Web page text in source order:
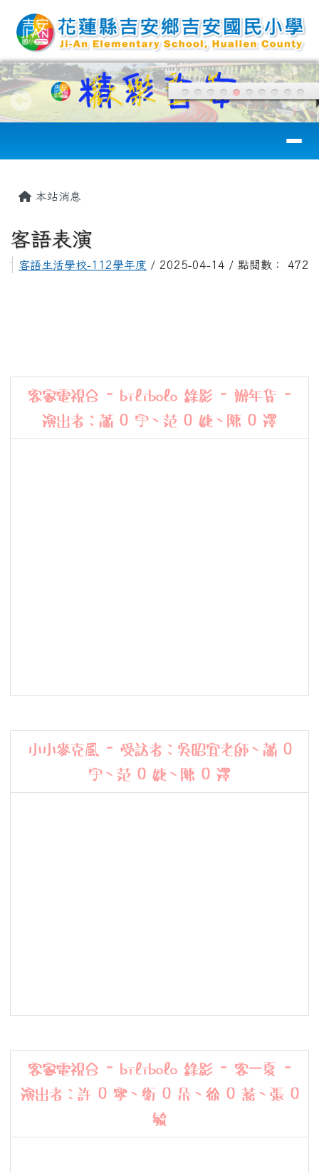
花蓮縣吉安國小
本站消息
客語表演
客語生活學校-112學年度 / 2025-04-14 / 點閱數： 472
客家電視台 - bilibolo 錄影 - 辦年貨 -
演出者： 蕭 O 宇、范 O 婕、陳 O 澤
小小麥克風 - 受訪者：吳昭宜老師、蕭 O
宇、范 O 婕、陳 O 澤
客家電視台 - bilibolo 錄影 - 客一夏 -
演出者： 許 O 寧、衛 O 朵、徐 O 蕎、張 O
毓